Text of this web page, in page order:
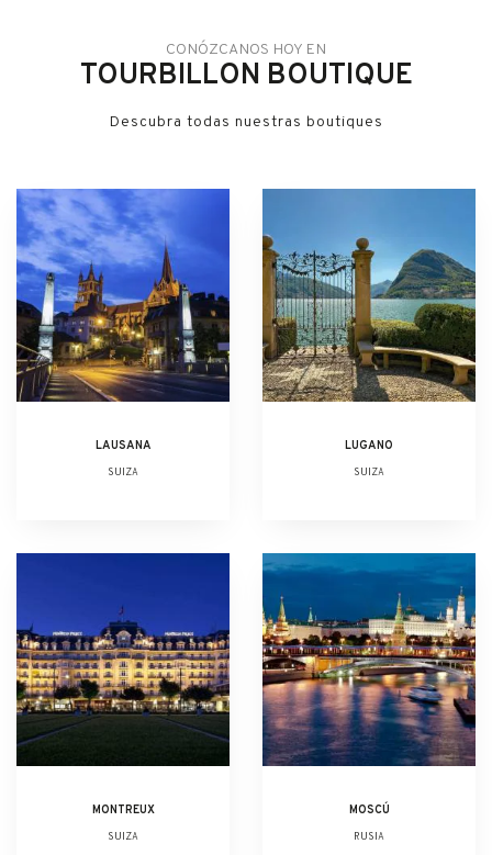
CONÓZCANOS HOY EN
TOURBILLON BOUTIQUE
Descubra todas nuestras boutiques
LAUSANA
SUIZA
LUGANO
SUIZA
MONTREUX
SUIZA
MOSCÚ
RUSIA